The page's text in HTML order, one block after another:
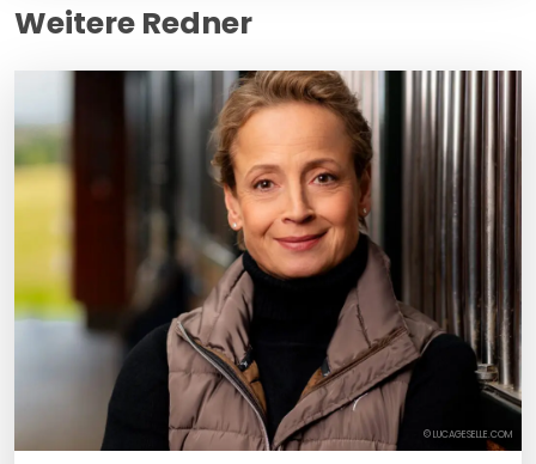
Weitere Redner
© LUCAGESELLE.COM